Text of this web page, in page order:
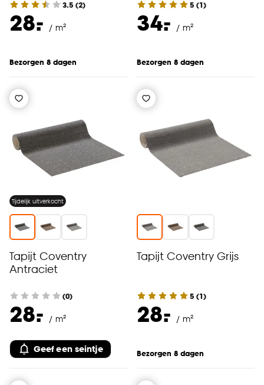
3.5 (2)
28.
- / m²
Bezorgen 8 dagen
5 (1)
34.
- / m²
Bezorgen 8 dagen
Tijdelijk uitverkocht
Tapijt Coventry
Antraciet
(0)
28.
- / m²
Geef een seintje
Tapijt Coventry Grijs
5 (1)
28.
- / m²
Bezorgen 8 dagen